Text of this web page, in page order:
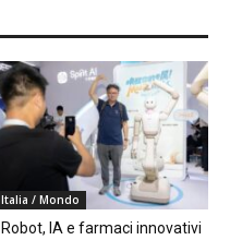
Italia / Mondo
Robot, IA e farmaci innovativi